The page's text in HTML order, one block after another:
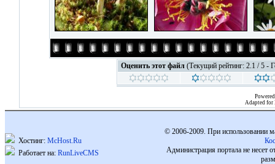
Оценить этот файл (Текущий рейтинг: 2.1 / 5 -
Adapted for
Хостинг: McHost.Ru
Работает на: RunLiveCMS
© 2006-2009. При использовании
Администрация портала не несет